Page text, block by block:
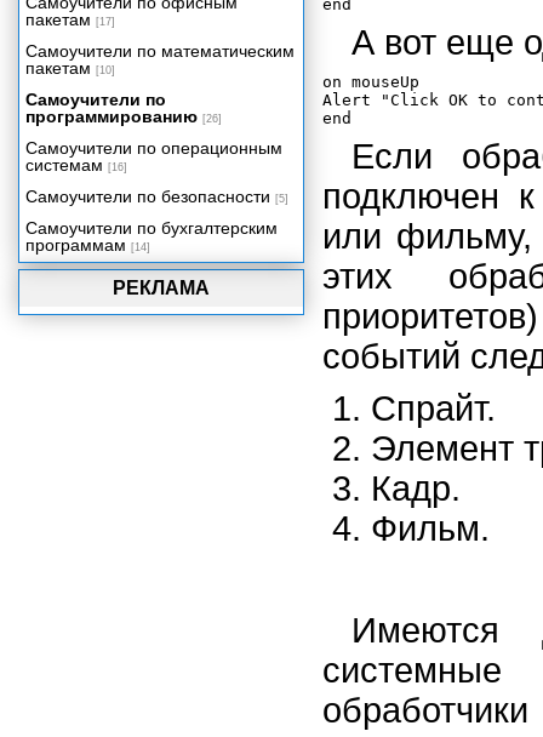
А вот еще
on mouseUp
Alert "Click OK to
Если
подключен
или фильму,
этих
событий
Спрайт.
Элемент
Кадр.
Фильм.
Имеются
системные
РЕКЛАМА
Трехмерная графика реального
Создаем приложение:
Упаковка вашего проекта
пакетам [17]
Самоучители по математическим
пакетам [10]
Самоучители по
программированию [26]
Самоучители по операционным
системам [16]
Самоучители по безопасности [5]
Самоучители по бухгалтерским
программам [14]